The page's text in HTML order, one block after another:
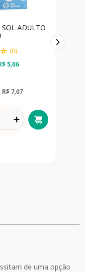
SOL ADULTO
☆ (0)
5,06
R$ 7,07
＋
de uma opção